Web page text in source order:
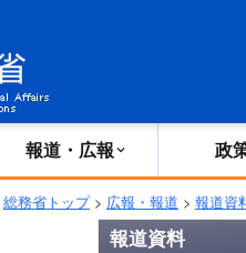
報道・広報 政
総務省トップ> 広報・報道 > 報道資
報道資料